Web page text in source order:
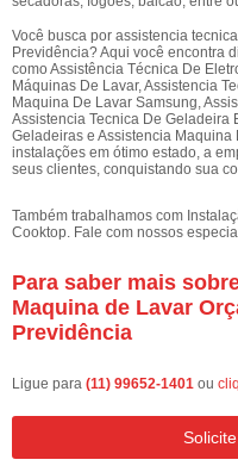
Você busca por assistencia
Previdência? Aqui você encontra
como Assistência Técnica De
Máquinas De Lavar, Assistencia
Maquina De Lavar Samsung,
Assistencia Tecnica De Geladeira
Geladeiras e Assistencia
instalações em ótimo estado, a
seus clientes, conquistando sua
Também trabalhamos com
Cooktop. Fale com nossos
Para saber mais
Maquina de Lavar
Previdência
Ligue para (11) 99652-1401 ou